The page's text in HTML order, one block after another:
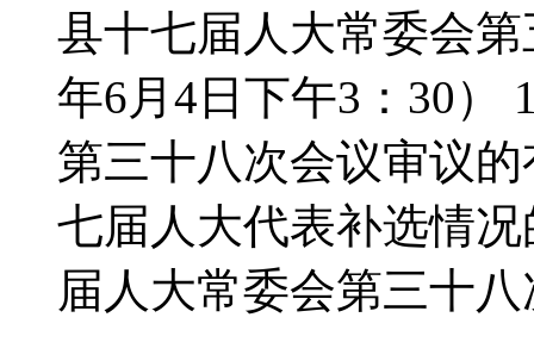
县十七届人大常委会
年6月4日下午3：30）
第三十八次会议审议
七届人大代表补选情
届人大常委会第三十